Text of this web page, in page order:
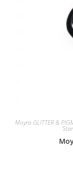
Moyra GLITTER &